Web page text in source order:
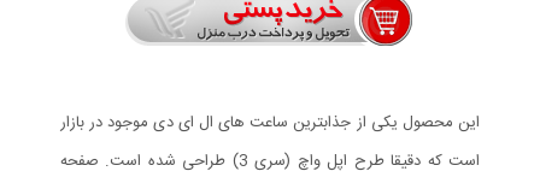
این محصول یکی از جذابترین ساعت های ال ای دی موجود در بازار
است که دقیقا طرح اپل واچ (سری 3) طراحی شده است. صفحه